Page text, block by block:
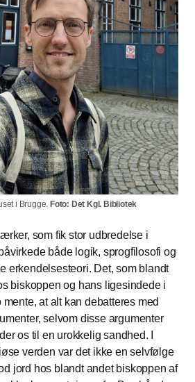
i Brugge. Foto: Det Kgl. Bibliotek
som fik stor udbredelse i
både logik, sprogfilosofi og
erkendelsesteori. Det, som blandt
biskoppen og hans ligesindede i
mente, at alt kan debatteres med
selvom disse argumenter
os til en urokkelig sandhed. I
verden var det ikke en selvfølge
jord hos blandt andet biskoppen af